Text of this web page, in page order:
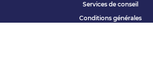
Services de conseil
Conditions générales